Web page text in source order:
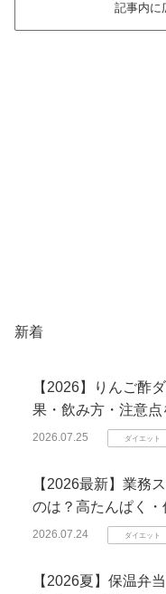
記事内に
新着
【2026】りんご酢
果・飲み方・注意
2026.07.25 ダイエット
【2026最新】業務
のは？高たんぱく
2026.07.24 ダイエット
【2026夏】保温弁